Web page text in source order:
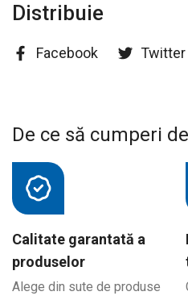
Distribuie
Facebook Twitter
De ce să cumperi
Calitate garantată a
produselor
Alege din sute de produse